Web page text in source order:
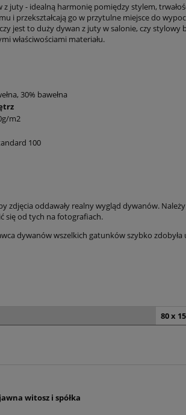
juty - idealną harmonię pomiędzy stylem,
i przekształcają go w przytulne miejsce do
jest to duży dywan z juty w salonie, czy
właściwościami materiału.
30% bawełna
m2
100
zdjęcia oddawały realny wygląd dywanów.
się od tych na fotografiach.
dywanów wszelkich gatunków szybko
80 x
witosz i spółka